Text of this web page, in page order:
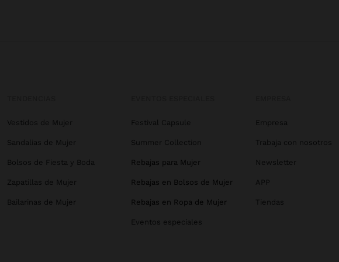
Vestidos de Mujer
Sandalias de Mujer
Bolsos de Fiesta y Boda
Zapatillas de Mujer
Bailarinas de Mujer
Festival Capsule
Summer Collection
Rebajas para Mujer
Rebajas en Bolsos de Mujer
Rebajas en Ropa de Mujer
Eventos especiales
Empresa
Trabaja con nosotros
Newsletter
APP
Tiendas